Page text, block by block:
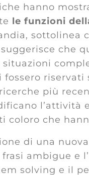
hanno
le funzioni
sottolinea
che
più
l’attività
coloro che
di una
ambigue e
solving e il